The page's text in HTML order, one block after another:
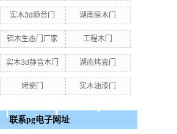
实木3d静音门 湖南原木门
铝木生态门厂家 工程木门
实木3d静音木门 湖南烤瓷门
烤瓷门 实木油漆门
联系pg电子网址